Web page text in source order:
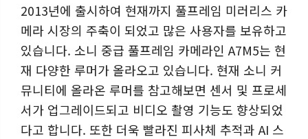
2013년에 출시하여 현재까지 풀프레임 미러리스 카
메라 시장의 주축이 되었고 많은 사용자를 보유하고
있습니다. 소니 중급 풀프레임 카메라인 A7M5는 현
재 다양한 루머가 올라오고 있습니다. 현재 소니 커
뮤니티에 올라온 루머를 참고해보면 센서 및 프로세
서가 업그레이드되고 비디오 촬영 기능도 향상되었
다고 합니다. 또한 더욱 빨라진 피사체 추적과 AI 스